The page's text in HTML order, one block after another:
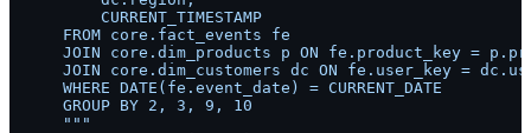
        CURRENT_TIMESTAMP
    FROM core.fact_events fe
JOIN core.dim_products p ON fe.product_key =
JOIN core.dim_customers dc ON fe.user_key =
    WHERE DATE(fe.event_date) = CURRENT_DATE
    GROUP BY 2, 3, 9, 10
    """